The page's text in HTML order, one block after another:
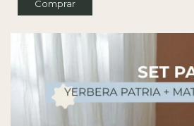
Comprar